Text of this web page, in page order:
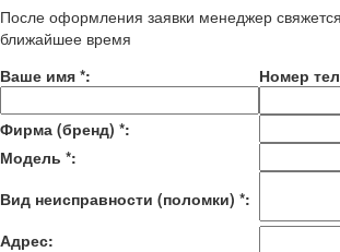
После оформления заявки менеджер
ближайшее время
Ваше имя *: Номер
Фирма (бренд) *:
Модель *:
Вид неисправности (поломки) *:
Адрес: